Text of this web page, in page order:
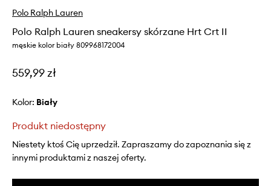
Polo Ralph Lauren
Polo Ralph Lauren sneakersy skórzane Hrt Crt II
męskie kolor biały 809968172004
559,99 zł
Kolor: biały
Produkt niedostępny
Niestety ktoś Cię uprzedził. Zapraszamy do zapoznania się z
innymi produktami z naszej oferty.